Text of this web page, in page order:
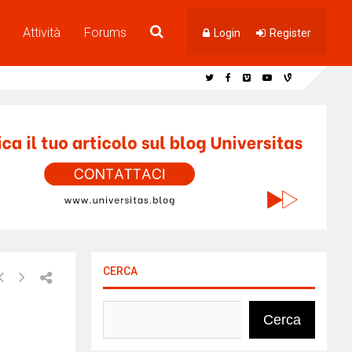
Attività Forums Login Register
CERCA
Cerca